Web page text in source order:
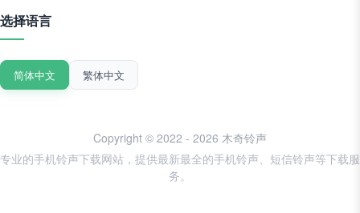
选择语言
简体中文 繁体中文
Copyright © 2022 - 2026 木奇铃声
专业的手机铃声下载网站，提供最新最全的手机铃声、短信铃声等下载服
务。